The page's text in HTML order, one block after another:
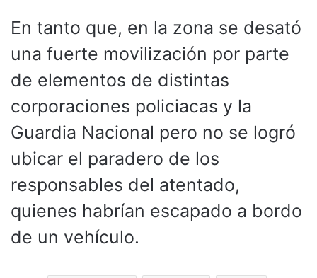
En tanto que, en la zona se desató
una fuerte movilización por parte
de elementos de distintas
corporaciones policiacas y la
Guardia Nacional pero no se logró
ubicar el paradero de los
responsables del atentado,
quienes habrían escapado a bordo
de un vehículo.